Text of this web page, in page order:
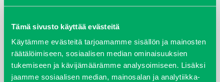
Tämä sivusto käyttää evästeitä
Käytämme evästeitä tarjoamamme sisällön ja mainosten
räätälöimiseen, sosiaalisen median ominaisuuksien
tukemiseen ja kävijämäärämme analysoimiseen. Lisäksi
jaamme sosiaalisen median, mainosalan ja analytiikka-
ARKISTOT
maaliskuu 2026
elokuu 2024